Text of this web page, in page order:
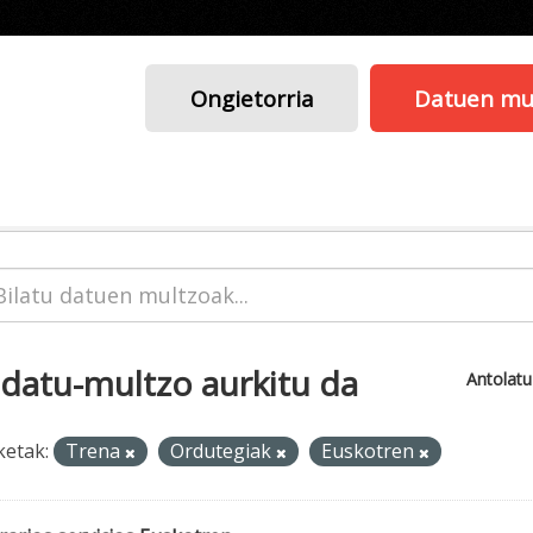
Ongietorria Datuen
multzo aurkitu da
Trena Ordutegiak Euskotren